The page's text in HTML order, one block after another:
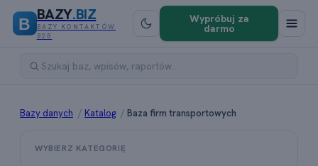
B
BAZY.BIZ
BAZY KONTAKTÓW
B2B
Wypróbuj za
darmo
Bazy danych / Katalog / Baza firm transportowych
WYBIERZ KATEGORIĘ